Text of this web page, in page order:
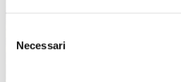
delNecessari